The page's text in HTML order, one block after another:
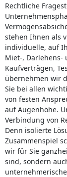
Rechtliche
stehen Ihnen als
individuelle, auf
Miet-, Darlehens-
Kaufverträgen,
übernehmen wir
Sie bei allen
von festen
auf Augenhöhe.
Verbindung von
Denn isolierte
Zusammenspiel
wir für Sie
sind, sondern